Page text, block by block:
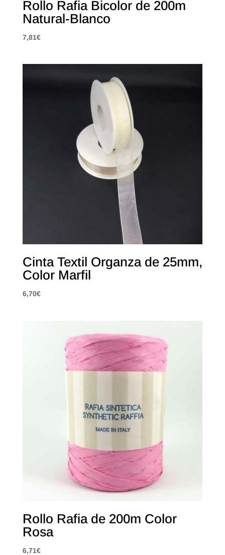
Rollo Rafia Bicolor de 200m
Natural-Blanco
7,81€
Cinta Textil Organza de 25mm,
Color Marfil
6,70€
Rollo Rafia de 200m Color
Rosa
6,71€